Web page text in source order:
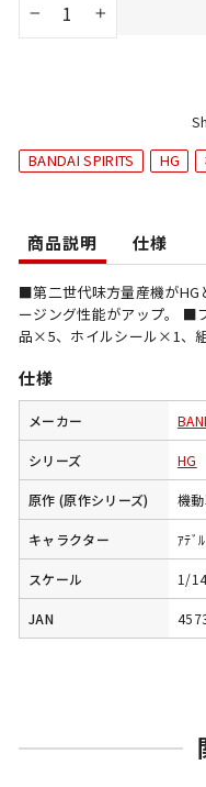
+
BANDAI SPIRITS HG
商品説明 仕様
■第二世代味方量産機が
ージング性能がアップ。 ■
品×5、ホイルシール×1、
仕様
メーカー
シリーズ HG
原作 (原作シリーズ) 機
キャラクター ｱﾃﾞﾙ
スケール 1/
JAN